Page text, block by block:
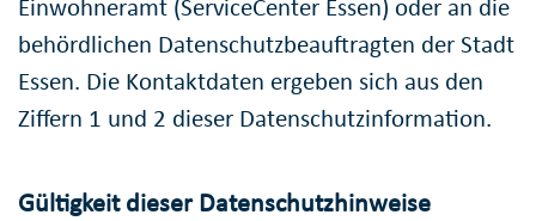
Einwohneramt (ServiceCenter Essen) oder an die
behördlichen Datenschutzbeauftragten der Stadt
Essen. Die Kontaktdaten ergeben sich aus den
Ziffern 1 und 2 dieser Datenschutzinformation.
Gültigkeit dieser Datenschutzhinweise